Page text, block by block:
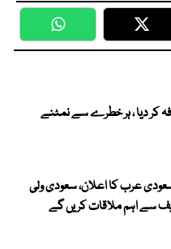
WhatsApp
کر دیا ، ہر خطرے سے نمٹنے
عرب کا اعلان، سعودی ولی
سے اہم ملاقات کریں گے